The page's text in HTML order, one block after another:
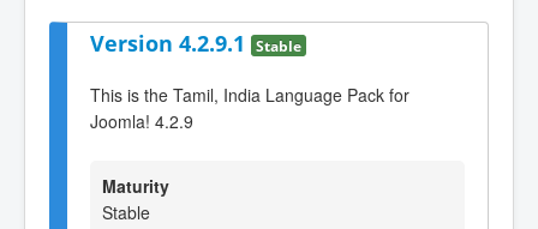
Version 4.2.9.1 Stable
This is the Tamil, India Language Pack for
Joomla! 4.2.9
Maturity
Stable